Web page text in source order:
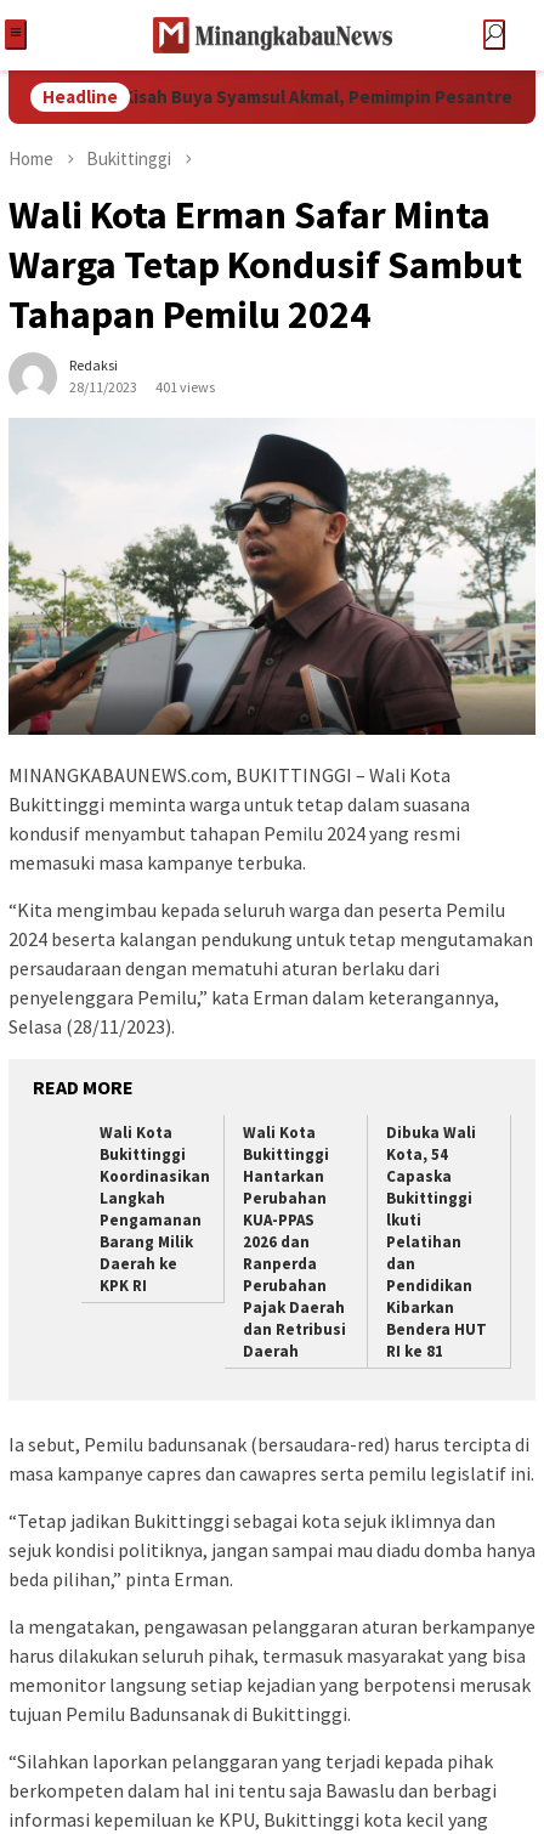
Headline
UNP: Kisah Buya Syamsul Akmal, Pemimpin Pesantren
Home Bukittinggi
Wali Kota Erman Safar Minta
Warga Tetap Kondusif Sambut
Tahapan Pemilu 2024
Redaksi
28/11/2023
401 views
MINANGKABAUNEWS.com, BUKITTINGGI – Wali Kota
Bukittinggi meminta warga untuk tetap dalam suasana
kondusif menyambut tahapan Pemilu 2024 yang resmi
memasuki masa kampanye terbuka.
“Kita mengimbau kepada seluruh warga dan peserta Pemilu
2024 beserta kalangan pendukung untuk tetap mengutamakan
persaudaraan dengan mematuhi aturan berlaku dari
penyelenggara Pemilu,” kata Erman dalam keterangannya,
Selasa (28/11/2023).
READ MORE
Wali Kota
Bukittinggi
Koordinasikan
Langkah
Pengamanan
Barang Milik
Daerah ke
KPK RI
Wali Kota
Bukittinggi
Hantarkan
Perubahan
KUA-PPAS
2026 dan
Ranperda
Perubahan
Pajak Daerah
dan Retribusi
Daerah
Dibuka Wali
Kota, 54
Capaska
Bukittinggi
lkuti
Pelatihan
dan
Pendidikan
Kibarkan
Bendera HUT
RI ke 81
Ia sebut, Pemilu badunsanak (bersaudara-red) harus tercipta di
masa kampanye capres dan cawapres serta pemilu legislatif ini.
“Tetap jadikan Bukittinggi sebagai kota sejuk iklimnya dan
sejuk kondisi politiknya, jangan sampai mau diadu domba hanya
beda pilihan,” pinta Erman.
la mengatakan, pengawasan pelanggaran aturan berkampanye
harus dilakukan seluruh pihak, termasuk masyarakat yang bisa
memonitor langsung setiap kejadian yang berpotensi merusak
tujuan Pemilu Badunsanak di Bukittinggi.
“Silahkan laporkan pelanggaran yang terjadi kepada pihak
berkompeten dalam hal ini tentu saja Bawaslu dan berbagi
informasi kepemiluan ke KPU, Bukittinggi kota kecil yang